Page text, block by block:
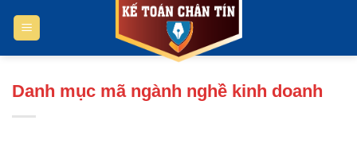
Danh mục mã ngành nghề kinh doanh